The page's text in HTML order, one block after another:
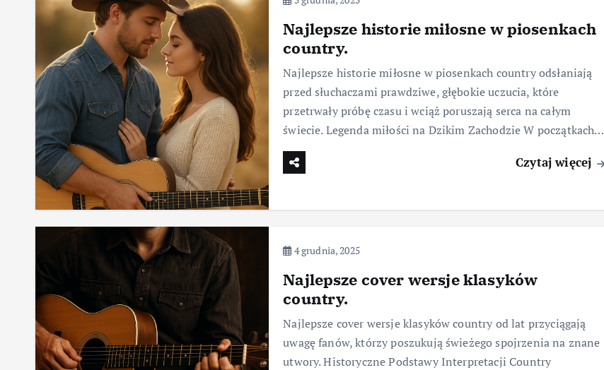
Najlepsze historie miłosne w piosenkach
country.
Najlepsze historie miłosne w piosenkach country odsłaniają
przed słuchaczami prawdziwe, głębokie uczucia, które
przetrwały próbę czasu i wciąż poruszają serca na całym
świecie. Legenda miłości na Dzikim Zachodzie W początkach…
Czytaj więcej
4 grudnia, 2025
Najlepsze cover wersje klasyków
country.
Najlepsze cover wersje klasyków country od lat przyciągają
uwagę fanów, którzy poszukują świeżego spojrzenia na znane
utwory. Historyczne Podstawy Interpretacji Country